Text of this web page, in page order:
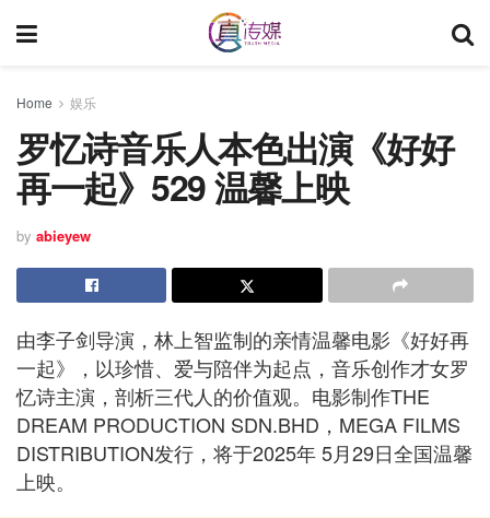
Home 娱乐
罗忆诗音乐人本色出演《好好
再一起》529 温馨上映
by abieyew
由李子剑导演，林上智监制的亲情温馨电影《好好再
一起》，以珍惜、爱与陪伴为起点，音乐创作才女罗
忆诗主演，剖析三代人的价值观。电影制作THE
DREAM PRODUCTION SDN.BHD，MEGA FILMS
DISTRIBUTION发行，将于2025年 5月29日全国温馨
上映。